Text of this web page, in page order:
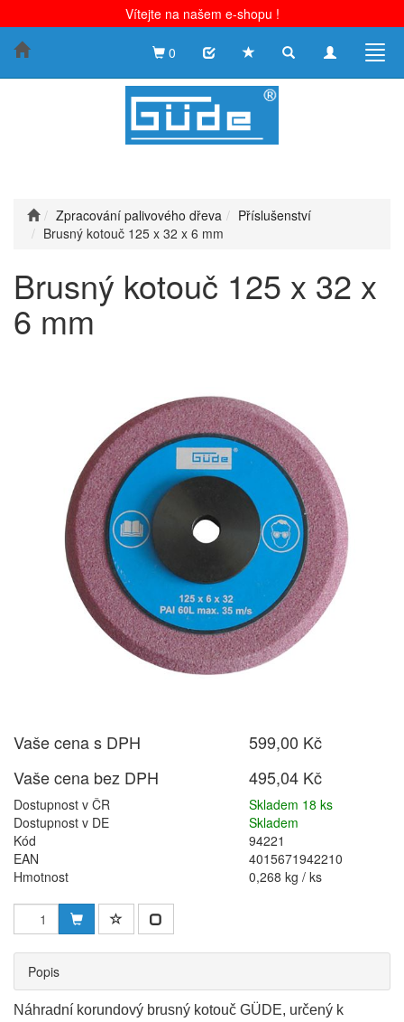
Vítejte na našem e-shopu !
Toggle
Toggle
0
Zpracování palivového dřeva
Příslušenství
Brusný kotouč 125 x 32 x 6 mm
Brusný kotouč 125 x 32 x
6 mm
Vaše cena s DPH
599,00 Kč
Vaše cena bez DPH
495,04 Kč
Dostupnost v ČR
Skladem 18 ks
Dostupnost v DE
Skladem
Kód
94221
EAN
4015671942210
Hmotnost
0,268 kg / ks
Popis
Náhradní korundový brusný kotouč GÜDE, určený k